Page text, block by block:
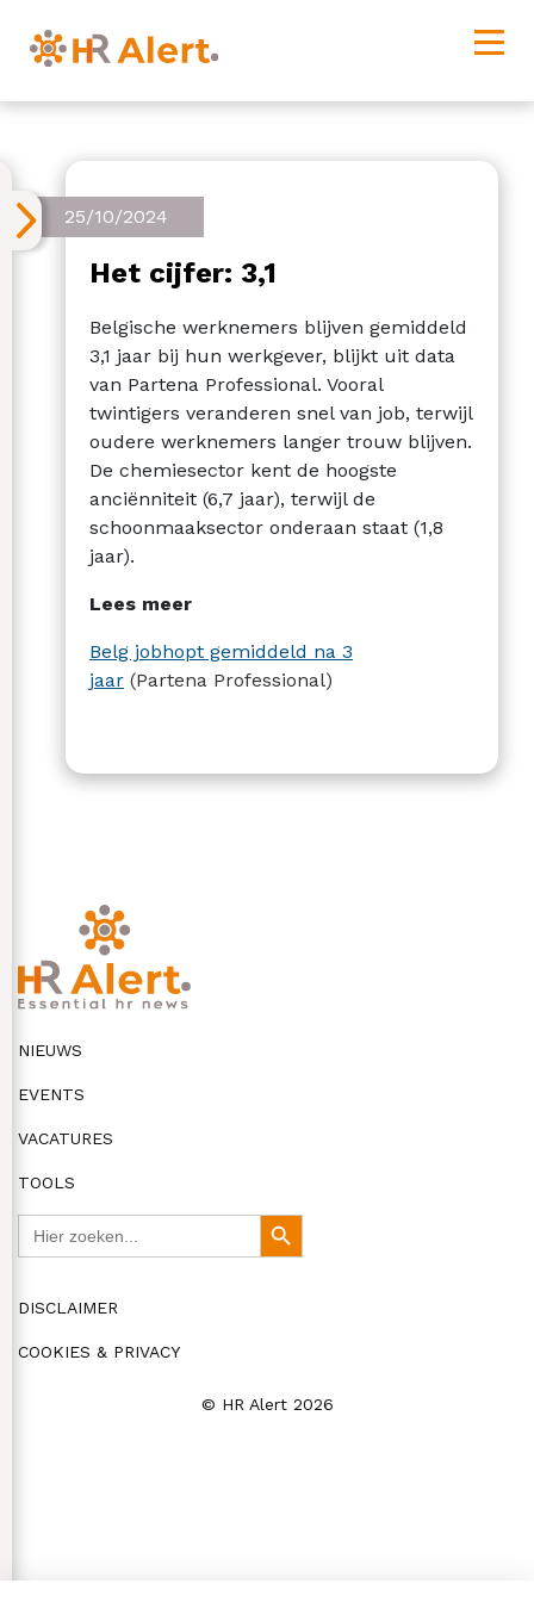
25/10/2024
Het cijfer: 3,1
Belgische werknemers blijven gemiddeld
3,1 jaar bij hun werkgever, blijkt uit data
van Partena Professional. Vooral
twintigers veranderen snel van job, terwijl
oudere werknemers langer trouw blijven.
De chemiesector kent de hoogste
anciënniteit (6,7 jaar), terwijl de
schoonmaaksector onderaan staat (1,8
jaar).
Lees meer
Belg jobhopt gemiddeld na 3
jaar (Partena Professional)
NIEUWS
EVENTS
VACATURES
TOOLS
Zoekknop
DISCLAIMER
COOKIES & PRIVACY
© HR Alert 2026